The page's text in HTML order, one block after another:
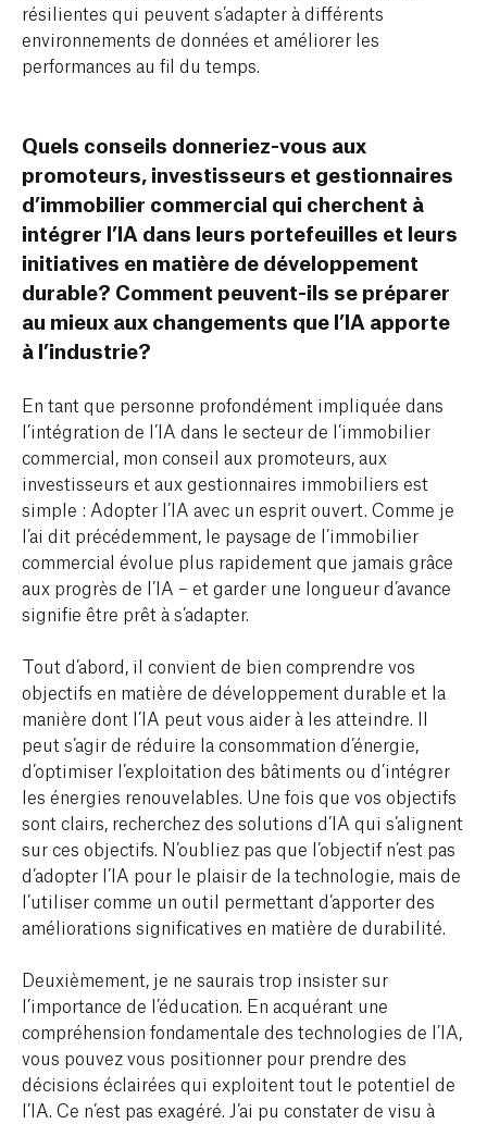
résilientes qui peuvent s’adapter à différents
environnements de données et améliorer les
performances au fil du temps.
Quels conseils donneriez-vous aux
promoteurs, investisseurs et gestionnaires
d’immobilier commercial qui cherchent à
intégrer l’IA dans leurs portefeuilles et leurs
initiatives en matière de développement
durable? Comment peuvent-ils se préparer
au mieux aux changements que l’IA apporte
à l’industrie?
En tant que personne profondément impliquée dans
l’intégration de l’IA dans le secteur de l’immobilier
commercial, mon conseil aux promoteurs, aux
investisseurs et aux gestionnaires immobiliers est
simple : Adopter l’IA avec un esprit ouvert. Comme je
l’ai dit précédemment, le paysage de l’immobilier
commercial évolue plus rapidement que jamais grâce
aux progrès de l’IA – et garder une longueur d’avance
signifie être prêt à s’adapter.
Tout d’abord, il convient de bien comprendre vos
objectifs en matière de développement durable et la
manière dont l’IA peut vous aider à les atteindre. Il
peut s’agir de réduire la consommation d’énergie,
d’optimiser l’exploitation des bâtiments ou d’intégrer
les énergies renouvelables. Une fois que vos objectifs
sont clairs, recherchez des solutions d’IA qui s’alignent
sur ces objectifs. N’oubliez pas que l’objectif n’est pas
d’adopter l’IA pour le plaisir de la technologie, mais de
l’utiliser comme un outil permettant d’apporter des
améliorations significatives en matière de durabilité.
Deuxièmement, je ne saurais trop insister sur
l’importance de l’éducation. En acquérant une
compréhension fondamentale des technologies de l’IA,
vous pouvez vous positionner pour prendre des
décisions éclairées qui exploitent tout le potentiel de
l’IA. Ce n’est pas exagéré. J’ai pu constater de visu à